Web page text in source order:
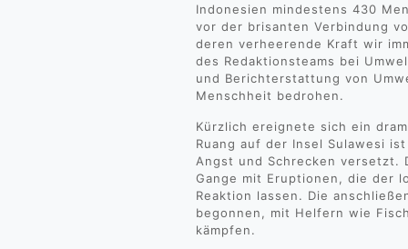
Indonesien mindestens 430
vor der brisanten Verbindung
deren verheerende Kraft wir
des Redaktionsteams bei
und Berichterstattung von
Menschheit bedrohen.
Kürzlich ereignete sich ein
Ruang auf der Insel Sulawesi
Angst und Schrecken versetzt.
Gange mit Eruptionen, die der
Reaktion lassen. Die
begonnen, mit Helfern wie
kämpfen.